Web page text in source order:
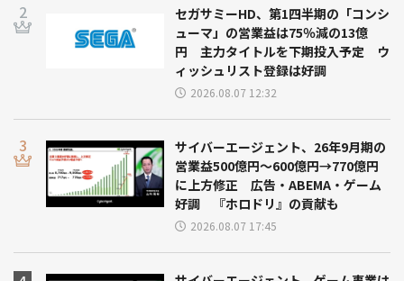
セガサミーHD、第1四半期の「コンシ
ューマ」の営業益は75％減の13億
円 主力タイトルを下期投入予定 ウ
ィッシュリスト登録は好調
2026.08.07 12:32
サイバーエージェント、26年9月期の
営業益500億円～600億円→770億円
に上方修正 広告・ABEMA・ゲーム
好調 『ホロドリ』の貢献も
2026.08.07 17:45